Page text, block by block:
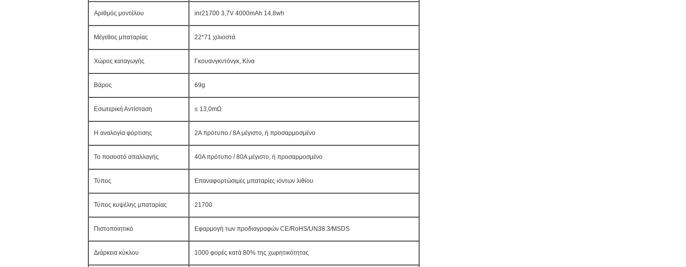
Αριθμός μοντέλου inr21700 3,7V 4000mAh 14,8wh
Μέγεθος μπαταρίας 22*71 χιλιοστά
Χώρος καταγωγής Γκουανγκντόνγκ, Κίνα
Βάρος 69g
Εσωτερική Αντίσταση ≤ 13,0mΩ
Η αναλογία φόρτισης 2A πρότυπο / 8A μέγιστο, ή προσαρμοσμένο
Το ποσοστό απαλλαγής 40A πρότυπο / 80A μέγιστο, ή προσαρμοσμένο
Τύπος Επαναφορτώσιμες μπαταρίες ιόντων λιθίου
Τύπος κυψέλης μπαταρίας 21700
Πιστοποιητικό Εφαρμογή των προδιαγραφών CE/RoHS/UN38.3/MSDS
Διάρκεια κύκλου 1000 φορές κατά 80% της χωρητικότητας